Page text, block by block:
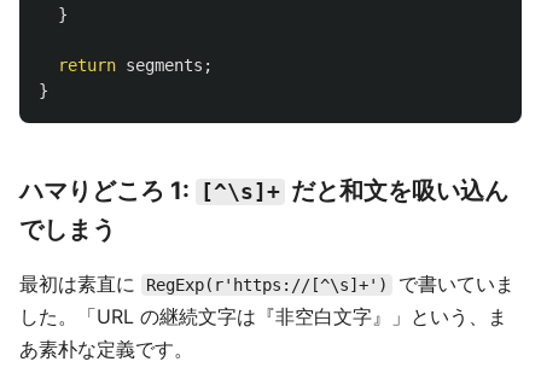
}
return segments ;
}
ハマりどころ 1: [^\s]+ だと和文を吸い込ん
でしまう
最初は素直に RegExp(r'https://[^\s]+')
で書いていま
した。「URL の継続文字は『非空白文字』」という、ま
あ素朴な定義です。